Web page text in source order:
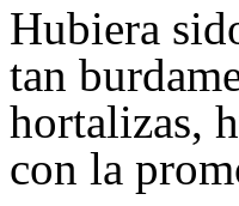
Hubiera
tan
hortalizas,
con la